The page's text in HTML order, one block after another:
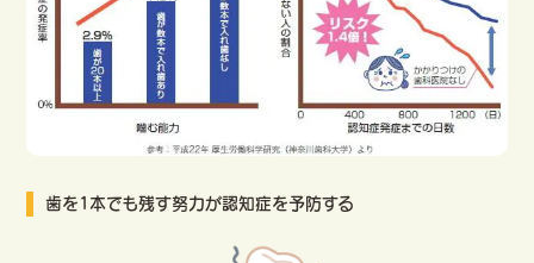
歯を1本でも残す努力が認知症を予防する